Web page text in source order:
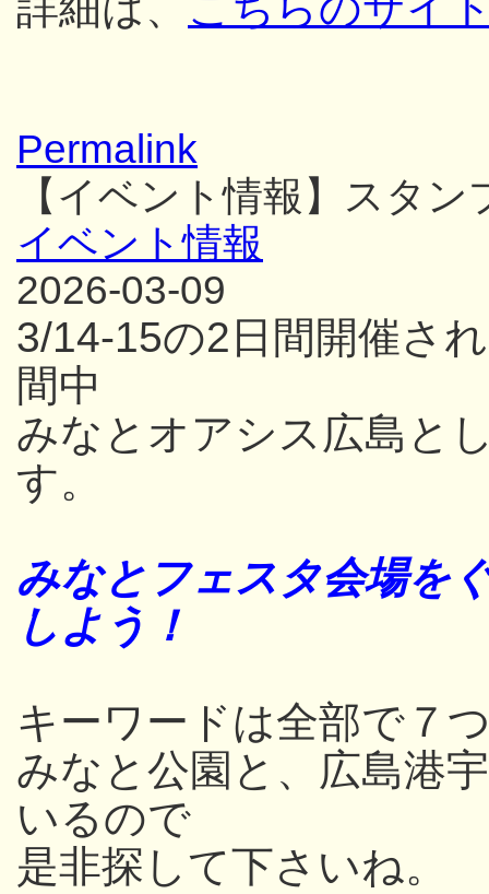
Permalink
【イベント情報】スタ
イベント情報
2026-03-09
3/14-15の2日間開催さ
間中
みなとオアシス広島と
す。
みなとフェスタ会場を
しよう！
キーワードは全部
みなと公園と、広島港
いるので
是非探して下さいね。